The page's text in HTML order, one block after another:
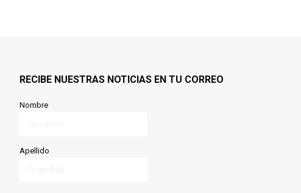
RECIBE NUESTRAS NOTICIAS EN TU CORREO
Nombre
Apellido